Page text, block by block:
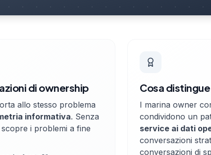
di ownership
allo stesso problema
informativa. Senza
i problemi a fine
Cosa
I marina owner
condividono un
service ai dati
conversazioni
conversazioni di